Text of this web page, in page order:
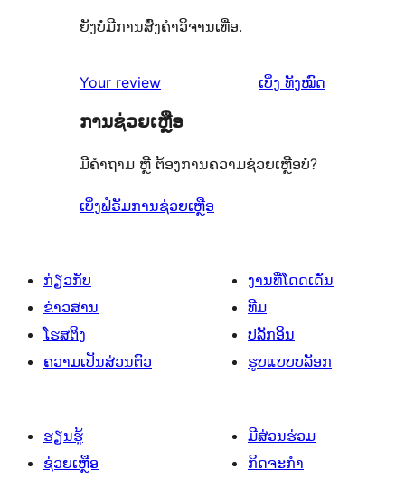
ຍັງບໍ່ມີການສົ່ງຄຳວິຈານເທື່ອ.
Your review ເບິ່ງ ຄຳ
ທັງໝົດ
ການຊ່ວຍເຫຼືອ
ມີຄຳຖາມ ຫຼື ຕ້ອງການຄວາມຊ່ວຍເຫຼືອບໍ່?
ເບິ່ງຟໍຣັມການຊ່ວຍເຫຼືອ
ກ່ຽວກັບ
ຂ່າວສານ
ໂຮສຕິງ
ຄວາມເປັນສ່ວນຕົວ
ງານທີ່ໂດດເດັ່ນ
ທີມ
ປລັກອິນ
ຮູບແບບບລັອກ
ຮຽນຮູ້
ຊ່ວຍເຫຼືອ
ມີສ່ວນຮ່ວມ
ກິດຈະກຳ